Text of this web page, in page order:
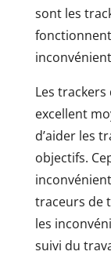
sont les
Les
excellent
d’aider les
objectifs.
traceurs de
les
suivi du